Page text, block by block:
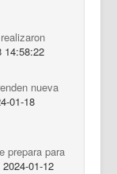
14:58:22
nueva
01-18
prepara para
2024-01-12